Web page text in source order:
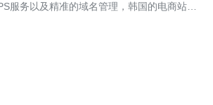
服务以及精准的域名管理，韩国的电商站群
探讨这些成功策略，并推荐德讯电讯作为高